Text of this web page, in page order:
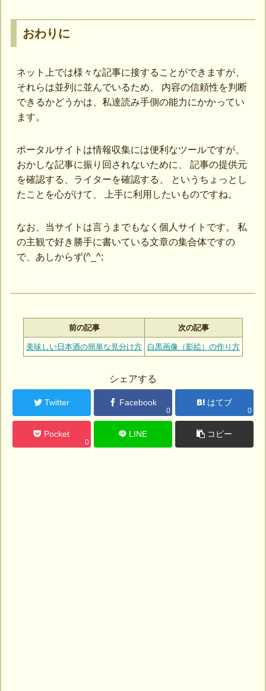
おわりに
ネット上では様々な記事に接することができますが、
それらは並列に並んでいるため、 内容の信頼性を判断
できるかどうかは、私達読み手側の能力にかかってい
ます。
ポータルサイトは情報収集には便利なツールですが、
おかしな記事に振り回されないために、 記事の提供元
を確認する、ライターを確認する、 というちょっとし
たことを心がけて、 上手に利用したいものですね。
なお、当サイトは言うまでもなく個人サイトです。 私
の主観で好き勝手に書いている文章の集合体ですの
で、あしからず(^_^;
前の記事 次の記事
美味しい日本酒の簡単な見分け方 白黒画像（影絵）の作り方
シェアする
Twitter Facebook
0
はてブ
0
Pocket
0
LINE コピー